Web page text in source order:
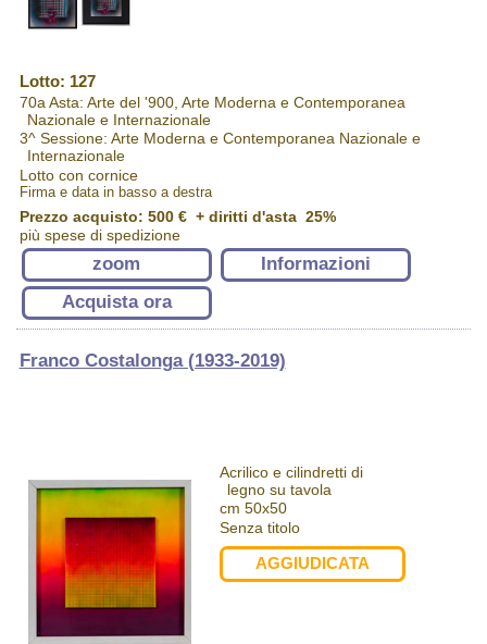
Lotto: 127
70a Asta: Arte del '900, Arte Moderna e Contemporanea
Nazionale e Internazionale
3^ Sessione: Arte Moderna e Contemporanea Nazionale e
Internazionale
Lotto con cornice
Firma e data in basso a destra
Prezzo acquisto: 500 €+ diritti d'asta 25%
più spese di spedizione
zoom
Informazioni
Acquista ora
Franco Costalonga (1933-2019)
Acrilico e cilindretti di
legno su tavola
cm 50x50
Senza titolo
AGGIUDICATA